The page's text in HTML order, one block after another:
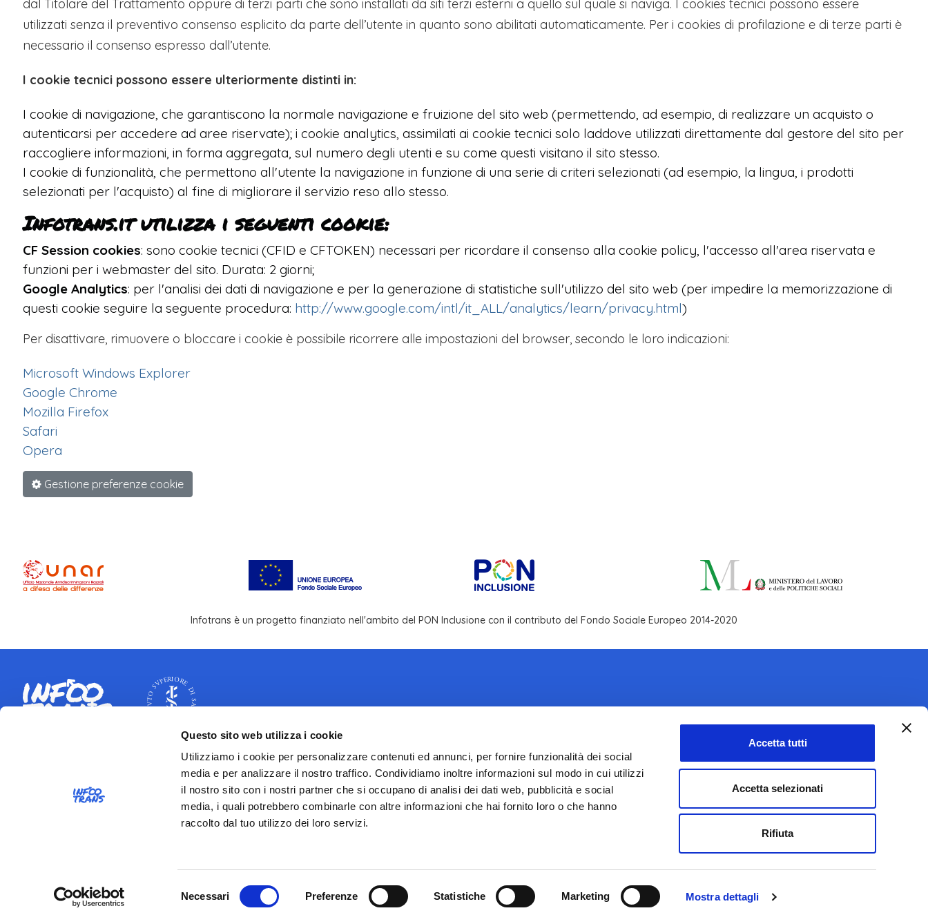
Questo sito web utilizza i cookie
Utilizziamo i cookie per personalizzare contenuti ed annunci, per fornire funzionalità dei social
media e per analizzare il nostro traffico. Condividiamo inoltre informazioni sul modo in cui utilizzi
il nostro sito con i nostri partner che si occupano di analisi dei dati web, pubblicità e social
media, i quali potrebbero combinarle con altre informazioni che hai fornito loro o che hanno
raccolto dal tuo utilizzo dei loro servizi.
Necessari Preferenze Statistiche Marketing Mostra dettagli
Accetta tutti
Accetta selezionati
Rifiuta
dal Titolare del Trattamento oppure di terzi parti che sono installati da siti terzi esterni a quello sul quale si naviga. I cookies tecnici possono essere
utilizzati senza il preventivo consenso esplicito da parte dell’utente in quanto sono abilitati automaticamente. Per i cookies di profilazione e di terze parti è
necessario il consenso espresso dall’utente.
I cookie tecnici possono essere ulteriormente distinti in:
I cookie di navigazione, che garantiscono la normale navigazione e fruizione del sito web (permettendo, ad esempio, di realizzare un acquisto o
autenticarsi per accedere ad aree riservate); i cookie analytics, assimilati ai cookie tecnici solo laddove utilizzati direttamente dal gestore del sito per
raccogliere informazioni, in forma aggregata, sul numero degli utenti e su come questi visitano il sito stesso.
I cookie di funzionalità, che permettono all'utente la navigazione in funzione di una serie di criteri selezionati (ad esempio, la lingua, i prodotti
selezionati per l'acquisto) al fine di migliorare il servizio reso allo stesso.
Infotrans.it utilizza i seguenti cookie:
CF Session cookies: sono cookie tecnici (CFID e CFTOKEN) necessari per ricordare il consenso alla cookie policy, l'accesso all'area riservata e
funzioni per i webmaster del sito. Durata: 2 giorni;
Google Analytics: per l'analisi dei dati di navigazione e per la generazione di statistiche sull'utilizzo del sito web (per impedire la memorizzazione di
questi cookie seguire la seguente procedura: http://www.google.com/intl/it_ALL/analytics/learn/privacy.html)
Per disattivare, rimuovere o bloccare i cookie è possibile ricorrere alle impostazioni del browser, secondo le loro indicazioni:
Microsoft Windows Explorer
Google Chrome
Mozilla Firefox
Safari
Opera
Gestione preferenze cookie
Infotrans è un progetto finanziato nell'ambito del PON Inclusione con il contributo del Fondo Sociale Europeo 2014-2020
Viale Regina Elena 299 - 00161 Roma
Email:
Sito istituzionale ISS
ISSalute.it
SEGUICI SU
Credits Cookie Preferenze